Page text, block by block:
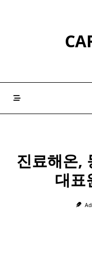
진료해온,
대표